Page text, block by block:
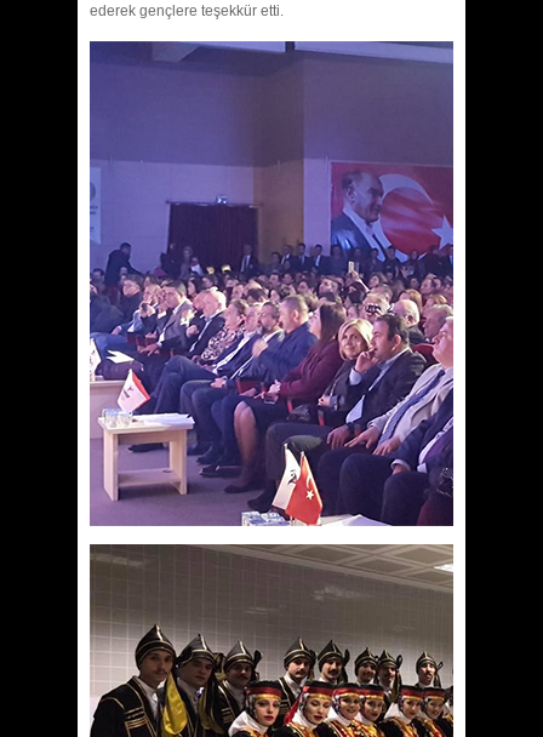
ederek gençlere teşekkür etti.